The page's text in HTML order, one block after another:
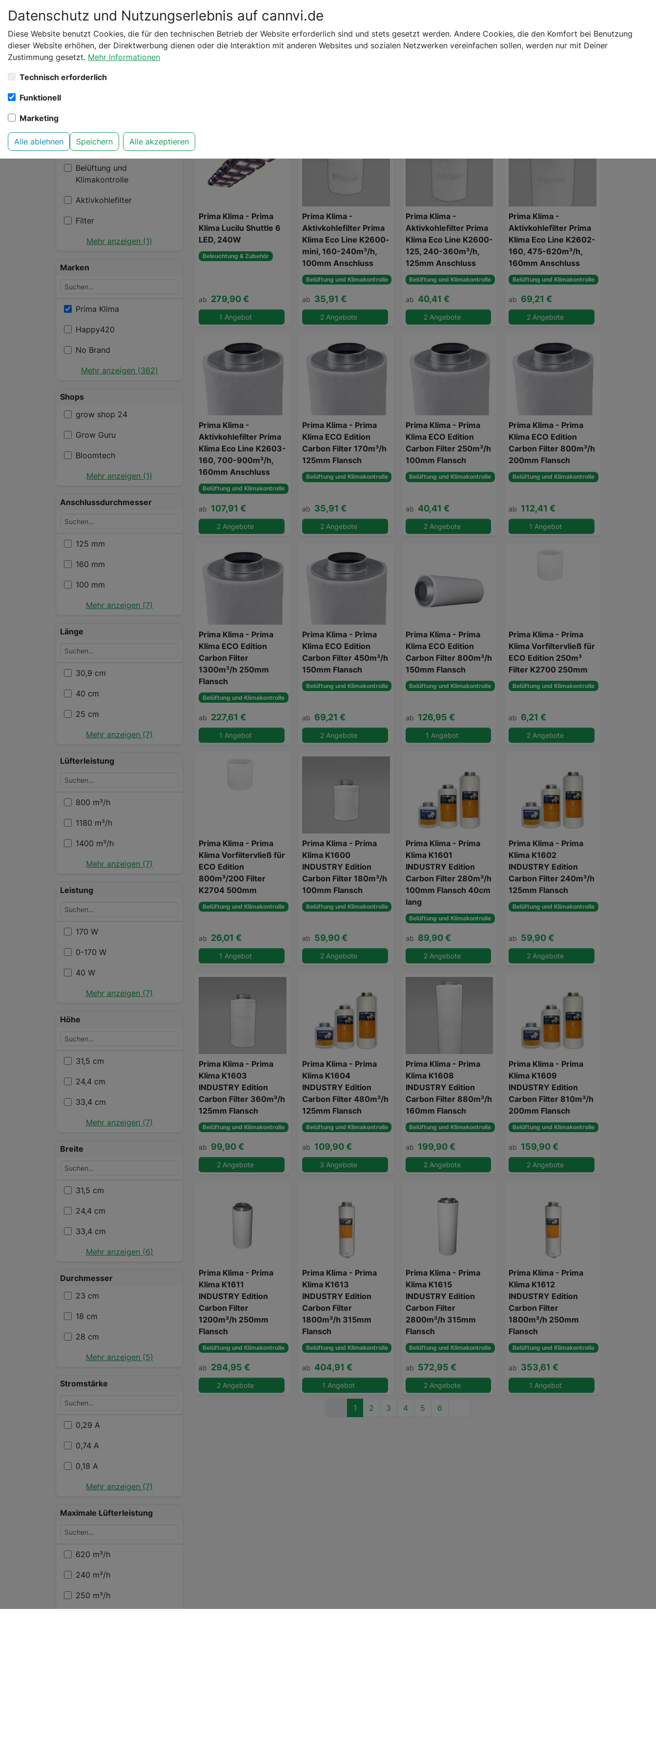
Alle Marken
Suchen
Startseite Suchen
135 Produkte gefunden
Kategorien
Belüftung und
Klimakontrolle
Aktivkohlefilter
Filter
Mehr anzeigen (1)
Marken
Prima Klima
Happy420
No Brand
Mehr anzeigen (362)
Shops
grow shop 24
Grow Guru
Bloomtech
Mehr anzeigen (1)
Anschlussdurchmesser
125 mm
160 mm
100 mm
Mehr anzeigen (7)
Länge
30,9 cm
40 cm
25 cm
Mehr anzeigen (7)
Lüfterleistung
800 m³/h
1180 m³/h
1400 m³/h
Mehr anzeigen (7)
Leistung
170 W
0-170 W
40 W
Mehr anzeigen (7)
Höhe
31,5 cm
24,4 cm
33,4 cm
Mehr anzeigen (7)
Breite
31,5 cm
24,4 cm
33,4 cm
Mehr anzeigen (6)
Durchmesser
23 cm
18 cm
28 cm
Mehr anzeigen (5)
Stromstärke
0,29 A
0,74 A
0,18 A
Mehr anzeigen (7)
Maximale Lüfterleistung
620 m³/h
240 m³/h
250 m³/h
Prima Klima - Prima
Klima Lucilu Shuttle 6
LED, 240W
Beleuchtung & Zubehör
ab 279,90 €
1 Angebot
Prima Klima -
Aktivkohlefilter Prima
Klima Eco Line K2600-
mini, 160-240m³/h,
100mm Anschluss
Belüftung und Klimakontrolle
ab 35,91 €
2 Angebote
Prima Klima -
Aktivkohlefilter Prima
Klima Eco Line K2600-
125, 240-360m³/h,
125mm Anschluss
Belüftung und Klimakontrolle
ab 40,41 €
2 Angebote
Prima Klima -
Aktivkohlefilter Prima
Klima Eco Line K2602-
160, 475-620m³/h,
160mm Anschluss
Belüftung und Klimakontrolle
ab 69,21 €
2 Angebote
Prima Klima -
Aktivkohlefilter Prima
Klima Eco Line K2603-
160, 700-900m³/h,
160mm Anschluss
Belüftung und Klimakontrolle
ab 107,91 €
2 Angebote
Prima Klima - Prima
Klima ECO Edition
Carbon Filter 170m³/h
125mm Flansch
Belüftung und Klimakontrolle
ab 35,91 €
2 Angebote
Prima Klima - Prima
Klima ECO Edition
Carbon Filter 250m³/h
100mm Flansch
Belüftung und Klimakontrolle
ab 40,41 €
2 Angebote
Prima Klima - Prima
Klima ECO Edition
Carbon Filter 800m³/h
200mm Flansch
Belüftung und Klimakontrolle
ab 112,41 €
1 Angebot
Prima Klima - Prima
Klima ECO Edition
Carbon Filter
1300m³/h 250mm
Flansch
Belüftung und Klimakontrolle
ab 227,61 €
1 Angebot
Prima Klima - Prima
Klima ECO Edition
Carbon Filter 450m³/h
150mm Flansch
Belüftung und Klimakontrolle
ab 69,21 €
2 Angebote
Prima Klima - Prima
Klima ECO Edition
Carbon Filter 800m³/h
150mm Flansch
Belüftung und Klimakontrolle
ab 126,95 €
1 Angebot
Prima Klima - Prima
Klima Vorfiltervließ für
ECO Edition 250m³
Filter K2700 250mm
Belüftung und Klimakontrolle
ab 6,21 €
2 Angebote
Prima Klima - Prima
Klima Vorfiltervließ für
ECO Edition
800m³/200 Filter
K2704 500mm
Belüftung und Klimakontrolle
ab 26,01 €
1 Angebot
Prima Klima - Prima
Klima K1600
INDUSTRY Edition
Carbon Filter 180m³/h
100mm Flansch
Belüftung und Klimakontrolle
ab 59,90 €
2 Angebote
Prima Klima - Prima
Klima K1601
INDUSTRY Edition
Carbon Filter 280m³/h
100mm Flansch 40cm
lang
Belüftung und Klimakontrolle
ab 89,90 €
2 Angebote
Prima Klima - Prima
Klima K1602
INDUSTRY Edition
Carbon Filter 240m³/h
125mm Flansch
Belüftung und Klimakontrolle
ab 59,90 €
2 Angebote
Prima Klima - Prima
Klima K1603
INDUSTRY Edition
Carbon Filter 360m³/h
125mm Flansch
Belüftung und Klimakontrolle
ab 99,90 €
2 Angebote
Prima Klima - Prima
Klima K1604
INDUSTRY Edition
Carbon Filter 480m³/h
125mm Flansch
Belüftung und Klimakontrolle
ab 109,90 €
3 Angebote
Prima Klima - Prima
Klima K1608
INDUSTRY Edition
Carbon Filter 880m³/h
160mm Flansch
Belüftung und Klimakontrolle
ab 199,90 €
2 Angebote
Prima Klima - Prima
Klima K1609
INDUSTRY Edition
Carbon Filter 810m³/h
200mm Flansch
Belüftung und Klimakontrolle
ab 159,90 €
2 Angebote
Prima Klima - Prima
Klima K1611
INDUSTRY Edition
Carbon Filter
1200m³/h 250mm
Flansch
Belüftung und Klimakontrolle
ab 294,95 €
2 Angebote
Prima Klima - Prima
Klima K1613
INDUSTRY Edition
Carbon Filter
1800m³/h 315mm
Flansch
Belüftung und Klimakontrolle
ab 404,91 €
1 Angebot
Prima Klima - Prima
Klima K1615
INDUSTRY Edition
Carbon Filter
2800m³/h 315mm
Flansch
Belüftung und Klimakontrolle
ab 572,95 €
2 Angebote
Prima Klima - Prima
Klima K1612
INDUSTRY Edition
Carbon Filter
1800m³/h 250mm
Flansch
Belüftung und Klimakontrolle
ab 353,61 €
1 Angebot
1 2 3 4 5 6
Bitte bestätige dein Alter
Bist du schon 18 Jahre alt?
Datenschutz und Nutzungserlebnis auf cannvi.de
Diese Website benutzt Cookies, die für den technischen Betrieb der Website erforderlich sind und stets gesetzt werden. Andere Cookies, die den Komfort bei Benutzung
dieser Website erhöhen, der Direktwerbung dienen oder die Interaktion mit anderen Websites und sozialen Netzwerken vereinfachen sollen, werden nur mit Deiner
Zustimmung gesetzt. Mehr Informationen
Technisch erforderlich
Funktionell
Marketing
Alle ablehnen Speichern Alle akzeptieren